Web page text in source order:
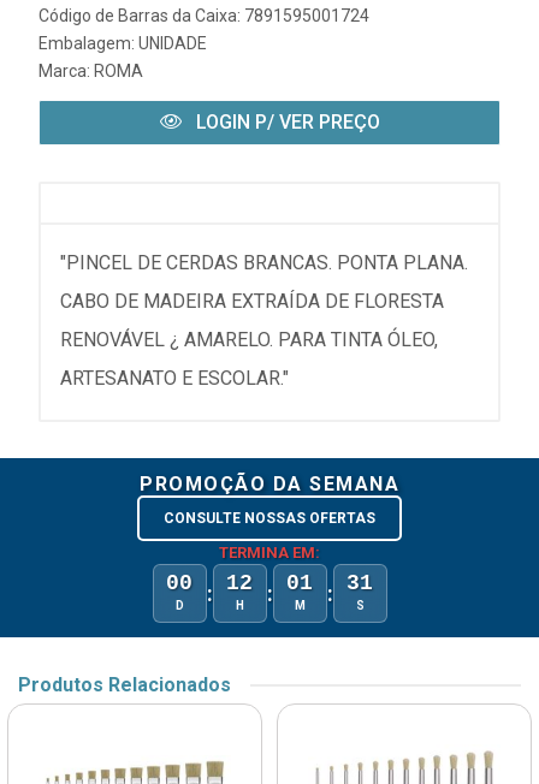
Código de Barras da Caixa: 7891595001724
Embalagem: UNIDADE
Marca: ROMA
LOGIN P/ VER PREÇO
"PINCEL DE CERDAS BRANCAS. PONTA PLANA.
CABO DE MADEIRA EXTRAÍDA DE FLORESTA
RENOVÁVEL ¿ AMARELO. PARA TINTA ÓLEO,
ARTESANATO E ESCOLAR."
PROMOÇÃO DA SEMANA
CONSULTE NOSSAS OFERTAS
TERMINA EM:
00
D : 12
H : 01
M : 31
S
Produtos Relacionados